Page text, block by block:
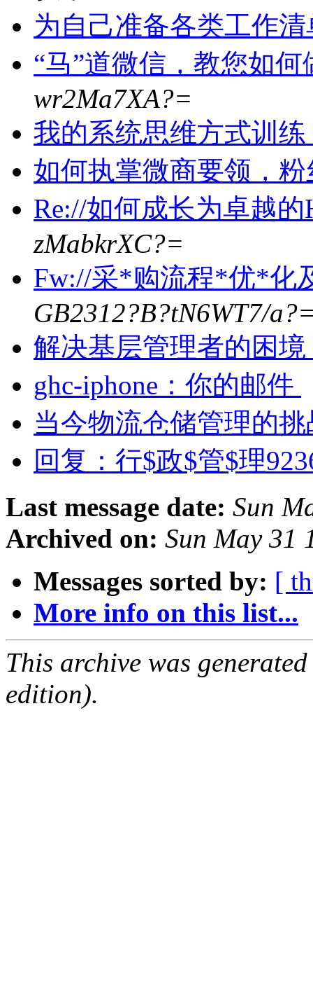
为自己准备各类工作
“马”道微信，教您如
wr2Ma7XA?=
我的系统思维方式训练
如何执掌微商要领，
Re://如何成长为卓越
zMabkrXC?=
Fw://采*购流程*优*化
GB2312?B?tN6WT7/
解决基层管理者的困境
ghc-iphone：你的邮件
当今物流仓储管理的
回复：行$政$管$理
Last message date: Sun
Archived on: Sun May 31
Messages sorted by: [
More info on this list...
This archive was
edition).